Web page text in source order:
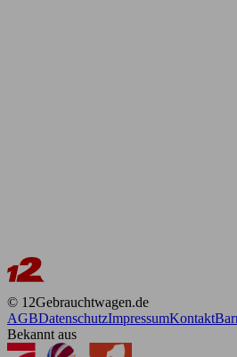
© 12Gebrauchtwagen.de
AGBDatenschutzImpressumKontakt
Bekannt aus